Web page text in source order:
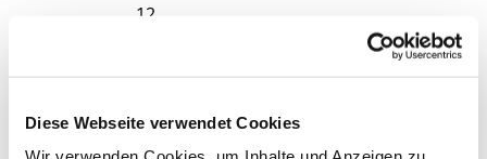
Diese Webseite verwendet Cookies
12.
2' Zimbel II Posaune
16'